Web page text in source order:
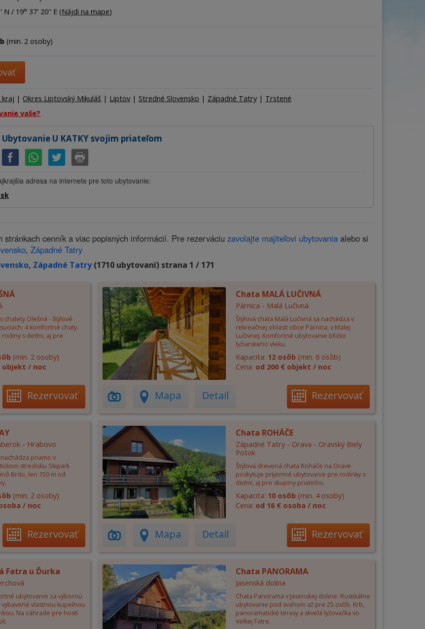
N / 19° 37' 20'' E (Nájdi na mape)
(min. 2 osoby)
kraj | Okres Liptovský Mikuláš | Liptov | Stredné Slovensko | Západné Tatry | Trstené
vaše?
U KATKY svojim priateľom
adresa na internete pre toto ubytovanie:
stránkach cenník a viac popisných informácií. Pre rezerváciu zavolajte majiteľovi ubytovania alebo si
, Západné Tatry
, Západné Tatry(1710 ubytovaní) strana 1 / 171
chalety Olešná - štýlové
4 komfortné chaty.
s deťmi, aj pre
(min. 2 osoby)
objekt / noc
Rezervovať
Chata MALÁ LUČIVNÁ
Párnica - Malá Lučivná
Štýlová chata Malá Lučivná sa nachádza v
rekreačnej oblasti obce Párnica, v Malej
Lučivnej. Komfortné ubytovanie blízko
lyžiarskeho vleku.
Kapacita: 12 osôb (min. 6 osôb)
Cena: od 200 € objekt / noc
Mapa Detail Rezervovať
- Hrabovo
priamo v
stredisku Skipark
Brdo, len 150 m od
(min. 2 osoby)
/ noc
Rezervovať
Chata ROHÁČE
Západné Tatry - Orava - Oravský Biely
Potok
Štýlová drevená chata Roháče na Orave
poskytuje príjemné ubytovanie pre rodinky s
deťmi, aj pre skupiny priateľov.
Kapacita: 10 osôb (min. 4 osoby)
Cena: od 16 € osoba / noc
Mapa Detail Rezervovať
Fatra u Ďurka
ubytovanie za výbornú
vlastnou kupeľnou
Na záhrade pre hostí
Chata PANORAMA
Jasenská dolina
Chata Panorama v Jasenskej doline: Rustikálne
ubytovanie pod svahom až pre 25 osôb. Krb,
panoramatické terasy a skvelá lyžovačka vo
Veľkej Fatre.